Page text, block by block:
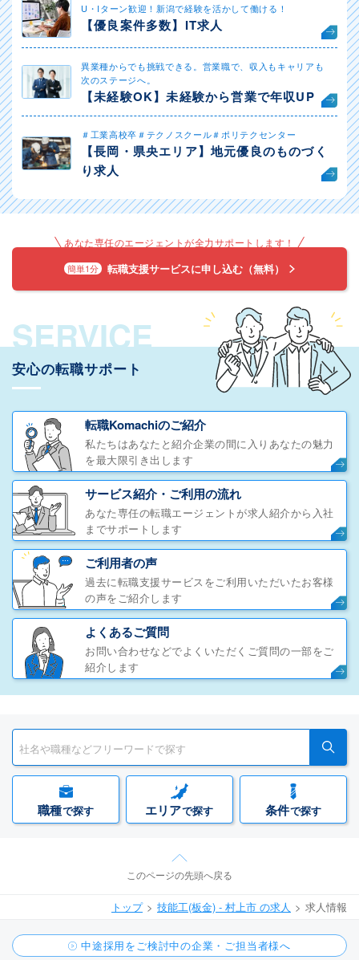
U・Iターン歓迎！新潟で経験を活かして働ける！
【優良案件多数】IT求人
異業種からでも挑戦できる。営業職で、収入もキャリアも
次のステージへ。
【未経験OK】未経験から営業で年収UP
＃工業高校卒＃テクノスクール＃ポリテクセンター
【長岡・県央エリア】地元優良のものづく
り求人
あなた専任のエージェントが全力サポートします！
簡単1分 転職支援サービスに申し込む（無料）
SERVICE
安心の転職サポート
転職Komachiのご紹介
私たちはあなたと紹介企業の間に入りあなたの魅力
を最大限引き出します
サービス紹介・ご利用の流れ
あなた専任の転職エージェントが求人紹介から入社
までサポートします
ご利用者の声
過去に転職支援サービスをご利用いただいたお客様
の声をご紹介します
よくあるご質問
お問い合わせなどでよくいただくご質問の一部をご
紹介します
職種で探す エリアで探す 条件で探す
このページの先頭へ戻る
トップ 技能工(板金) - 村上市 の求人 求人情報
中途採用をご検討中の企業・ご担当者様へ